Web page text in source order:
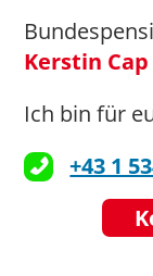
Kerstin Cap
Ich bin für
+43 1